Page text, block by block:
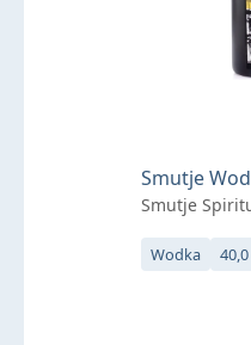
Smutje
Smutje
Wodka